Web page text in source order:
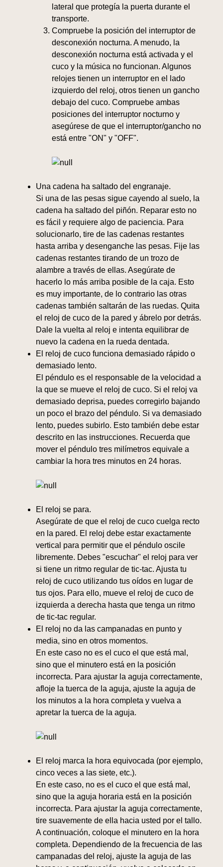
lateral que protegía la puerta durante el
transporte.
Compruebe la posición del interruptor de
desconexión nocturna. A menudo, la
desconexión nocturna está activada y el
cuco y la música no funcionan. Algunos
relojes tienen un interruptor en el lado
izquierdo del reloj, otros tienen un gancho
debajo del cuco. Compruebe ambas
posiciones del interruptor nocturno y
asegúrese de que el interruptor/gancho no
está entre "ON" y "OFF".
Una cadena ha saltado del engranaje.
Si una de las pesas sigue cayendo al suelo, la
cadena ha saltado del piñón. Reparar esto no
es fácil y requiere algo de paciencia. Para
solucionarlo, tire de las cadenas restantes
hasta arriba y desenganche las pesas. Fije las
cadenas restantes tirando de un trozo de
alambre a través de ellas. Asegúrate de
hacerlo lo más arriba posible de la caja. Esto
es muy importante, de lo contrario las otras
cadenas también saltarán de las ruedas. Quita
el reloj de cuco de la pared y ábrelo por detrás.
Dale la vuelta al reloj e intenta equilibrar de
nuevo la cadena en la rueda dentada.
El reloj de cuco funciona demasiado rápido o
demasiado lento.
El péndulo es el responsable de la velocidad a
la que se mueve el reloj de cuco. Si el reloj va
demasiado deprisa, puedes corregirlo bajando
un poco el brazo del péndulo. Si va demasiado
lento, puedes subirlo. Esto también debe estar
descrito en las instrucciones. Recuerda que
mover el péndulo tres milímetros equivale a
cambiar la hora tres minutos en 24 horas.
El reloj se para.
Asegúrate de que el reloj de cuco cuelga recto
en la pared. El reloj debe estar exactamente
vertical para permitir que el péndulo oscile
libremente. Debes "escuchar" el reloj para ver
si tiene un ritmo regular de tic-tac. Ajusta tu
reloj de cuco utilizando tus oídos en lugar de
tus ojos. Para ello, mueve el reloj de cuco de
izquierda a derecha hasta que tenga un ritmo
de tic-tac regular.
El reloj no da las campanadas en punto y
media, sino en otros momentos.
En este caso no es el cuco el que está mal,
sino que el minutero está en la posición
incorrecta. Para ajustar la aguja correctamente,
afloje la tuerca de la aguja, ajuste la aguja de
los minutos a la hora completa y vuelva a
apretar la tuerca de la aguja.
El reloj marca la hora equivocada (por ejemplo,
cinco veces a las siete, etc.).
En este caso, no es el cuco el que está mal,
sino que la aguja horaria está en la posición
incorrecta. Para ajustar la aguja correctamente,
tire suavemente de ella hacia usted por el tallo.
A continuación, coloque el minutero en la hora
completa. Dependiendo de la frecuencia de las
campanadas del reloj, ajuste la aguja de las